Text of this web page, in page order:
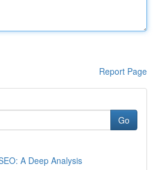
Report Page
Go
A Deep Analysis